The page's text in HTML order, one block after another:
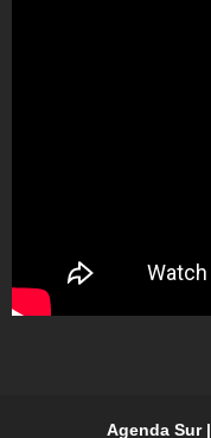
Agenda Sur |